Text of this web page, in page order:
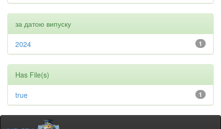
за датою випуску
1
2024
Has File(s)
1
true